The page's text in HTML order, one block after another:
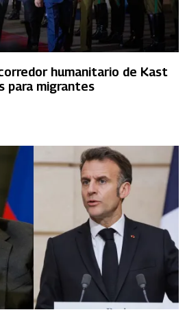
humanitario de Kast
para migrantes